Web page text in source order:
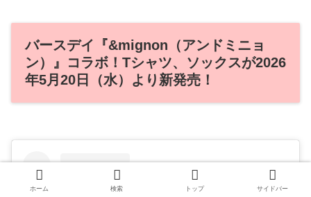
バースデイ『&mignon（アンドミニョ
ン）』コラボ！Tシャツ、ソックスが2026
年5月20日（水）より新発売！
ホーム 検索 トップ サイドバー